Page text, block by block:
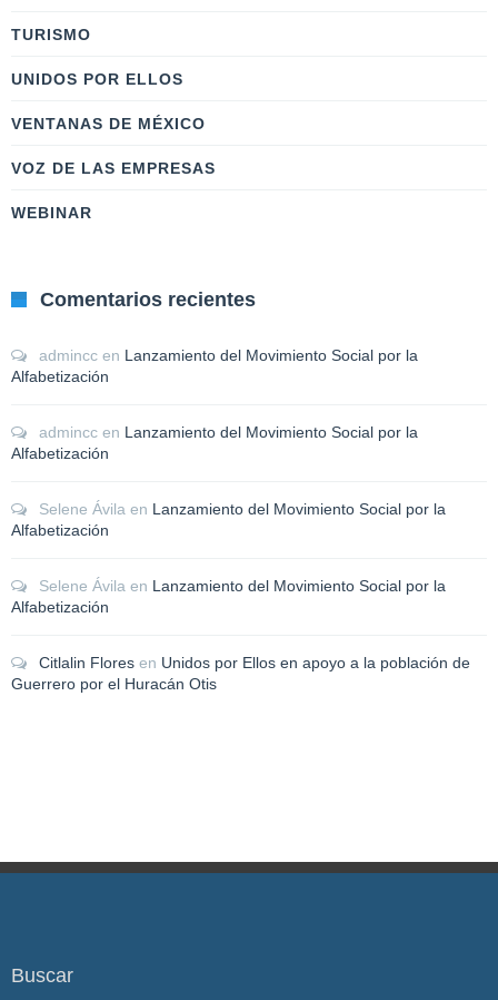
TURISMO
UNIDOS POR ELLOS
VENTANAS DE MÉXICO
VOZ DE LAS EMPRESAS
WEBINAR
Comentarios recientes
admincc en Lanzamiento del Movimiento Social por la
Alfabetización
admincc en Lanzamiento del Movimiento Social por la
Alfabetización
Selene Ávila en Lanzamiento del Movimiento Social por la
Alfabetización
Selene Ávila en Lanzamiento del Movimiento Social por la
Alfabetización
Citlalin Flores en Unidos por Ellos en apoyo a la población de
Guerrero por el Huracán Otis
Buscar